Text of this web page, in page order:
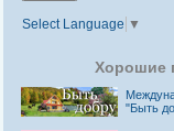
Select Language ▼
Хорошие
"Быть